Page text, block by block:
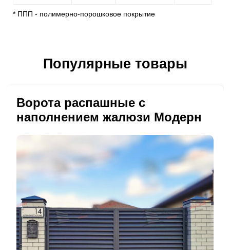
* ППП - полимерно-порошковое покрытие
Популярные товары
Ворота распашные с
наполнением жалюзи Модерн